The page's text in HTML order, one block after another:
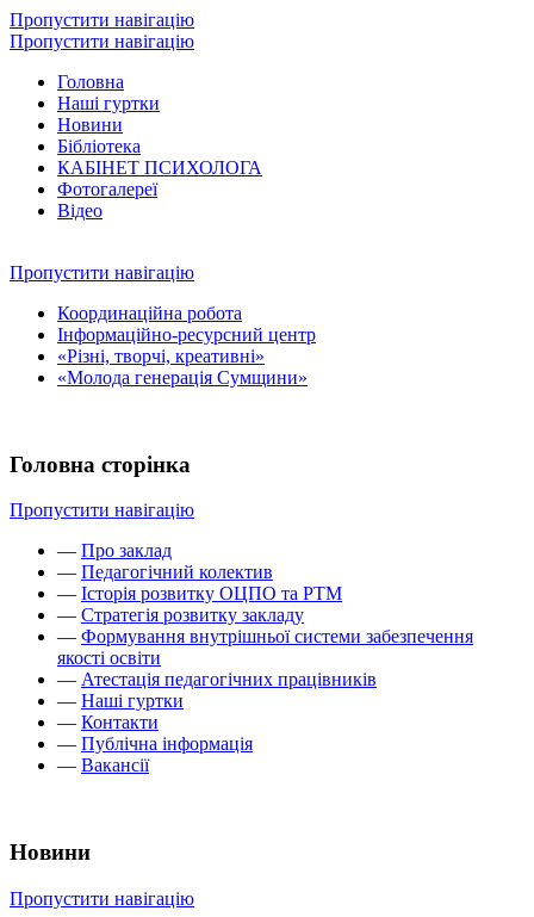
Пропустити навігацію
Пропустити навігацію
Головна
Наші гуртки
Новини
Бібліотека
КАБІНЕТ ПСИХОЛОГА
Фотогалереї
Відео
Пропустити навігацію
Координаційна робота
Інформаційно-ресурсний центр
«Різні, творчі, креативні»
«Молода генерація Сумщини»
Головна сторінка
Пропустити навігацію
— Про заклад
— Педагогічний колектив
— Історія розвитку ОЦПО та РТМ
— Стратегія розвитку закладу
— Формування внутрішньої системи забезпечення
якості освіти
— Атестація педагогічних працівників
— Наші гуртки
— Контакти
— Публічна інформація
— Вакансії
Новини
Пропустити навігацію